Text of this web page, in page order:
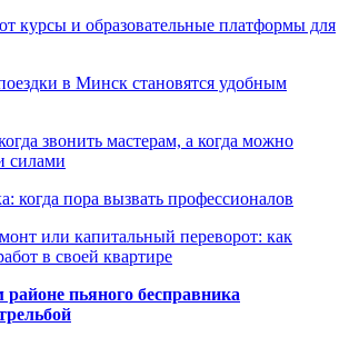
курсы и образовательные платформы для
в Минск становятся удобным
звонить мастерам, а когда можно
силами
когда пора вызвать профессионалов
или капитальный переворот: как
в своей квартире
пьяного бесправника